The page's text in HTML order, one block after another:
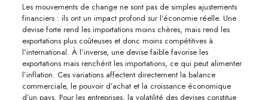
Les mouvements de change ne sont pas de simples ajustements
financiers : ils ont un impact profond sur l’économie réelle. Une
devise forte rend les importations moins chères, mais rend les
exportations plus coûteuses et donc moins compétitives à
l’international. À l’inverse, une devise faible favorise les
exportations mais renchérit les importations, ce qui peut alimenter
l’inflation. Ces variations affectent directement la balance
commerciale, le pouvoir d’achat et la croissance économique
d’un pays. Pour les entreprises, la volatilité des devises constitue